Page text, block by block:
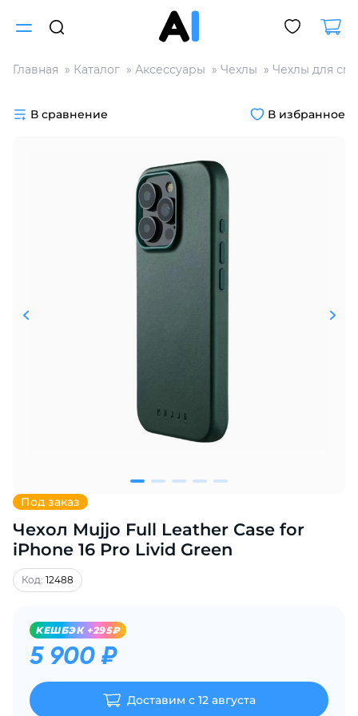
Главная Каталог Аксессуары Чехлы Чехлы для
Под заказ
Чехол Mujjo Full Leather Case for
iPhone 16 Pro Livid Green
Код: 12488
KЕШБЭК +295₽
5 900 ₽
Доставим с 12 августа
В сравнение В избранное
Разбейте
на части
без переплат
График платежей
25
% картой любого банка
Получайте товар
выбранный способом
списываться
по25%каждые 2 недели
Подробнее